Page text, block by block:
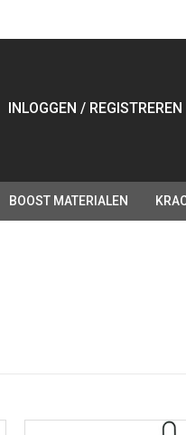
INLOGGEN / REGISTREREN
BOOST MATERIALEN